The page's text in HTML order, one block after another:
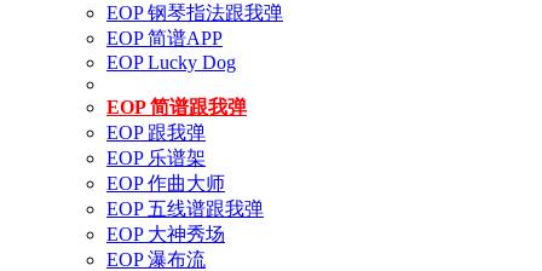
EOP 钢琴指法跟我弹
EOP 简谱APP
EOP Lucky Dog
EOP 简谱跟我弹
EOP 跟我弹
EOP 乐谱架
EOP 作曲大师
EOP 五线谱跟我弹
EOP 大神秀场
EOP 瀑布流